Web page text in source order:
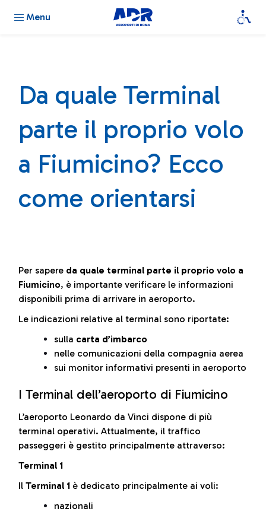
Menu
Da quale Terminal
parte il proprio volo
a Fiumicino? Ecco
come orientarsi
Per sapere da quale terminal parte il proprio volo a
Fiumicino, è importante verificare le informazioni
disponibili prima di arrivare in aeroporto.
Le indicazioni relative al terminal sono riportate:
sulla carta d’imbarco
nelle comunicazioni della compagnia aerea
sui monitor informativi presenti in aeroporto
I Terminal dell’aeroporto di Fiumicino
L’aeroporto Leonardo da Vinci dispone di più
terminal operativi. Attualmente, il traffico
passeggeri è gestito principalmente attraverso:
Terminal 1
Il Terminal 1 è dedicato principalmente ai voli:
nazionali